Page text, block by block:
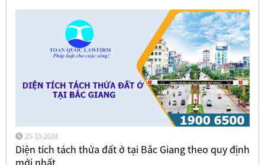
25-10-2024
Diện tích tách thửa đất ở tại Bắc Giang theo quy định
mới nhất